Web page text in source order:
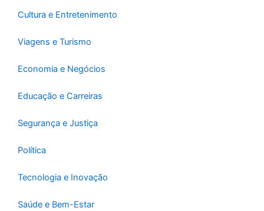
Cultura e Entretenimento
Viagens e Turismo
Economia e Negócios
Educação e Carreiras
Segurança e Justiça
Política
Tecnologia e Inovação
Saúde e Bem-Estar